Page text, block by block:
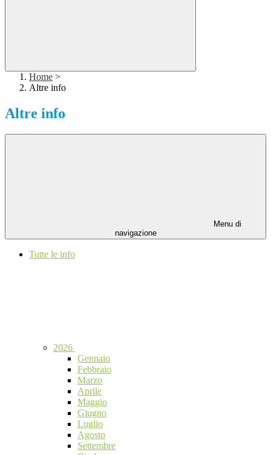
Home >
Altre info
Altre info
Menu di
navigazione
Tutte le info
2026
Gennaio
Febbraio
Marzo
Aprile
Maggio
Giugno
Luglio
Agosto
Settembre